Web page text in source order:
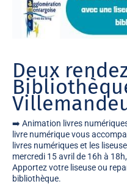
Deux
➡️ Animation livres
livre numérique vous
livres numériques et les
mercredi 15 avril de 16h à
Apportez votre liseuse ou
bibliothèque.